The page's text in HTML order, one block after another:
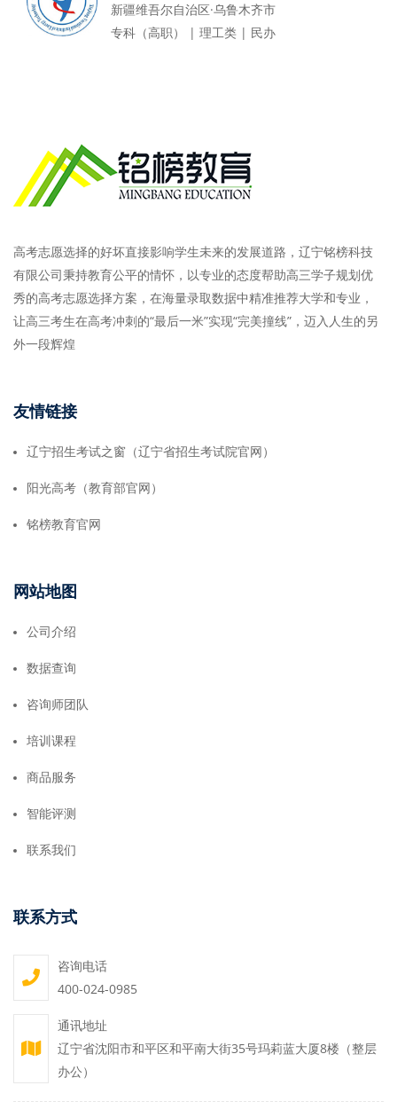
新疆维吾尔自治区·乌鲁木齐市
专科（高职） | 理工类 | 民办
高考志愿选择的好坏直接影响学生未来的发展道路，辽宁铭榜科技
有限公司秉持教育公平的情怀，以专业的态度帮助高三学子规划优
秀的高考志愿选择方案，在海量录取数据中精准推荐大学和专业，
让高三考生在高考冲刺的“最后一米”实现“完美撞线”，迈入人生的另
外一段辉煌
友情链接
辽宁招生考试之窗（辽宁省招生考试院官网）
阳光高考（教育部官网）
铭榜教育官网
网站地图
公司介绍
数据查询
咨询师团队
培训课程
商品服务
智能评测
联系我们
联系方式
咨询电话
400-024-0985
通讯地址
辽宁省沈阳市和平区和平南大街35号玛莉蓝大厦8楼（整层
办公）